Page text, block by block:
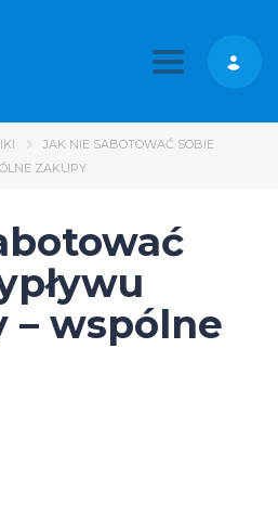
Toggle
JAK NIE SABOTOWAĆ SOBIE
ZAKUPY
– wspólne